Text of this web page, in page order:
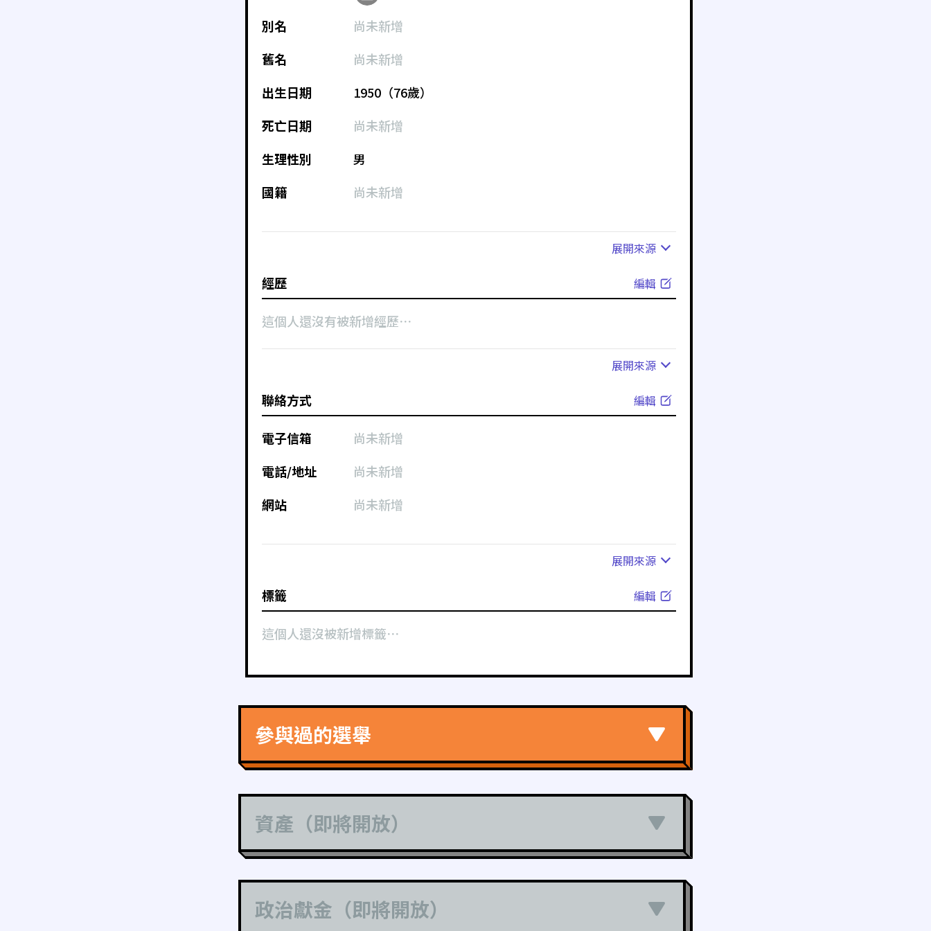
別名
尚未新增
舊名
尚未新增
出生日期
1950（76歲）
死亡日期
尚未新增
生理性別
男
國籍
尚未新增
展開來源
經歷 編輯
這個人還沒有被新增經歷⋯
展開來源
聯絡方式 編輯
電子信箱
尚未新增
電話/地址
尚未新增
網站
尚未新增
展開來源
標籤 編輯
這個人還沒被新增標籤⋯
參與過的選舉
資產（即將開放）
政治獻金（即將開放）